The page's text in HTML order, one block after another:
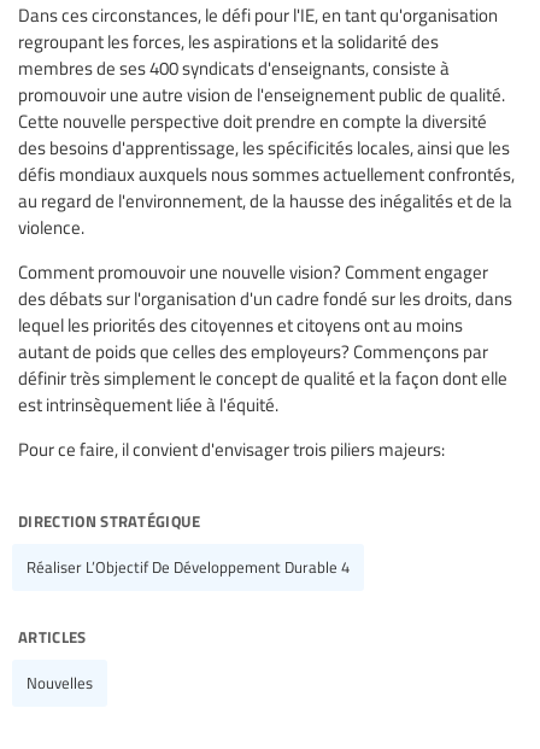
Dans ces circonstances, le défi pour l'IE, en tant qu'organisation
regroupant les forces, les aspirations et la solidarité des
membres de ses 400 syndicats d'enseignants, consiste à
promouvoir une autre vision de l'enseignement public de qualité.
Cette nouvelle perspective doit prendre en compte la diversité
des besoins d'apprentissage, les spécificités locales, ainsi que les
défis mondiaux auxquels nous sommes actuellement confrontés,
au regard de l'environnement, de la hausse des inégalités et de la
violence.
Comment promouvoir une nouvelle vision? Comment engager
des débats sur l'organisation d'un cadre fondé sur les droits, dans
lequel les priorités des citoyennes et citoyens ont au moins
autant de poids que celles des employeurs? Commençons par
définir très simplement le concept de qualité et la façon dont elle
est intrinsèquement liée à l'équité.
Pour ce faire, il convient d'envisager trois piliers majeurs:
direction stratégique
Réaliser L’Objectif De Développement Durable 4
articles
Nouvelles